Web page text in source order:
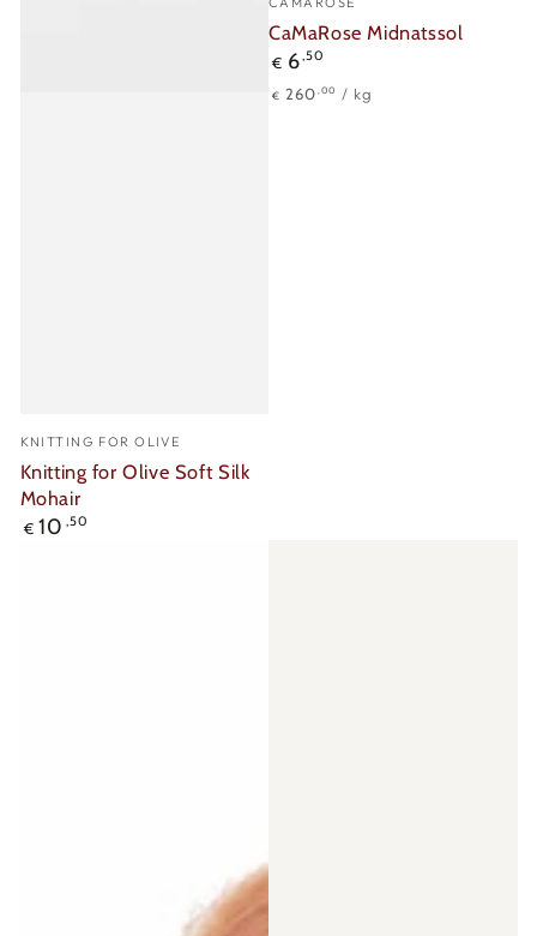
Verkäufer/in:
KNITTING FOR OLIVE
Knitting for Olive Soft Silk
Mohair
Regulärer
€ 10 ,50
CaMaRose Midnatssol
Regulärer
Preis
€ 6,50
Stückpreis
€ 260 ,00 / pro
kg